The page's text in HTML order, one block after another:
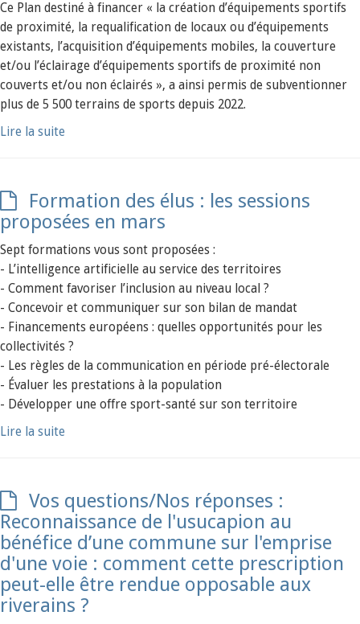
Ce Plan destiné à financer « la création d’équipements sportifs
de proximité, la requalification de locaux ou d’équipements
existants, l’acquisition d’équipements mobiles, la couverture
et/ou l’éclairage d’équipements sportifs de proximité non
couverts et/ou non éclairés », a ainsi permis de subventionner
plus de 5 500 terrains de sports depuis 2022.
Lire la suite
Formation des élus : les sessions
proposées en mars
Sept formations vous sont proposées :
- L’intelligence artificielle au service des territoires
- Comment favoriser l’inclusion au niveau local ?
- Concevoir et communiquer sur son bilan de mandat
- Financements européens : quelles opportunités pour les
collectivités ?
- Les règles de la communication en période pré-électorale
- Évaluer les prestations à la population
- Développer une offre sport-santé sur son territoire
Lire la suite
Vos questions/Nos réponses :
Reconnaissance de l'usucapion au
bénéfice d’une commune sur l'emprise
d'une voie : comment cette prescription
peut-elle être rendue opposable aux
riverains ?